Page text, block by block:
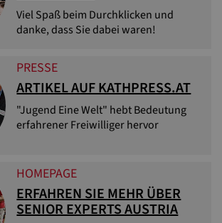
Viel Spaß beim Durchklicken und
danke, dass Sie dabei waren!
PRESSE
ARTIKEL AUF KATHPRESS.AT
"Jugend Eine Welt" hebt Bedeutung
erfahrener Freiwilliger hervor
HOMEPAGE
ERFAHREN SIE MEHR ÜBER
SENIOR EXPERTS AUSTRIA